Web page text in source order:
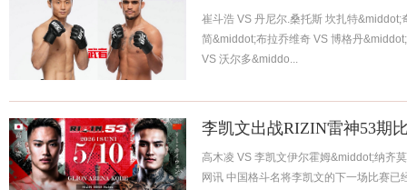
崔斗浩 VS 丹尼尔.桑托斯 坎扎特
简&middot;布拉乔维奇 VS 博格丹
VS 沃尔多&middo...
李凯文出战RIZIN雷神53期
高木凌 VS 李凯文伊尔霍姆&middot;纳齐
网讯 中国格斗名将李凯文的下一场比赛